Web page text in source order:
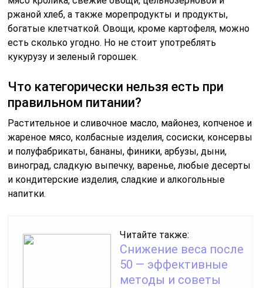
ржаной хлеб, а также морепродукты и продукты,
богатые клетчаткой. Овощи, кроме картофеля, можно
есть сколько угодно. Но не стоит употреблять
кукурузу и зеленый горошек.
Что категорически нельзя есть при
правильном питании?
Растительное и сливочное масло, майонез, копченое и
жареное мясо, колбасные изделия, сосиски, консервы
и полуфабрикаты, бананы, финики, арбузы, дыни,
виноград, сладкую выпечку, варенье, любые десерты
и кондитерские изделия, сладкие и алкогольные
напитки.
Читайте также:
Снижение веса после
50 — эффективные
методы и советы